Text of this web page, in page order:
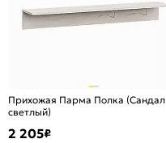
Прихожая Парма Полка (Сандал
светлый)
2 205₽